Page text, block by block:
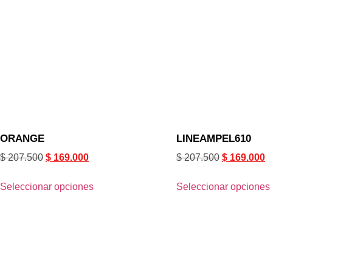
ORANGE
$207.500 $ 169.000
Seleccionar opciones
LINEAMPEL610
$207.500 $ 169.000
Seleccionar opciones